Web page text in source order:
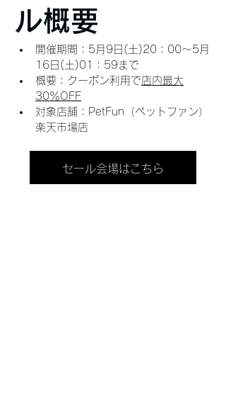
ル概要
開催期間：5月9日(土)20：00～5月
16日(土)01：59まで
概要：クーポン利用で店内最大
30％OFF
対象店舗：PetFun（ペットファン）
楽天市場店
セール会場はこちら